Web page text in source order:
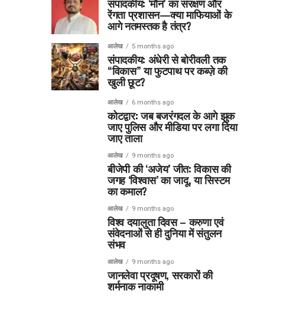
रेंगता प्रशासन—क्या माफियाओं के
आगे नतमस्तक है तंत्र?
आलेख 5 months ago
संपादकीय: अंधेरी से बोरीवली तक
“विकास” या फुटपाथ पर कब्ज़े की
खुली छूट?
आलेख 6 months ago
कोटद्वार: जब बजरंगदल के आगे झुक
जाए पुलिस और मीडिया पर लगा दिया
जाए ताला
आलेख 9 months ago
बीजेपी की ‘अजेय’ जीत: विकास की
जगह ‘विश्वास’ का जादू, या सिस्टम
का कमाल?
आलेख 9 months ago
विश्व दयालुता दिवस – करुणा एवं
संवेदनाओं से ही दुनिया में संतुलन
संभव
आलेख 9 months ago
जानलेवा प्रदूषण, सरकारों की
शर्मनाक नाकामी